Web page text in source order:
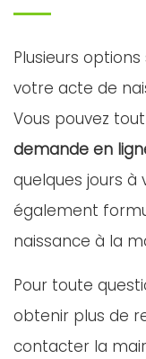
Plusieurs
votre acte de
Vous pouvez
demande en
quelques jours à
également
naissance à la
Pour toute
obtenir plus de
contacter la